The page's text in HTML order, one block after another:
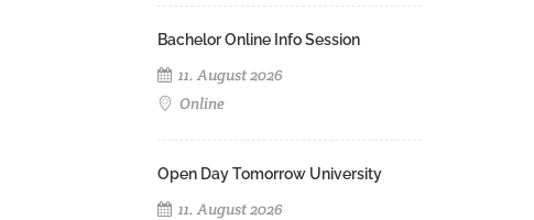
Bachelor Online Info Session
11. August 2026
Online
Open Day Tomorrow University
11. August 2026